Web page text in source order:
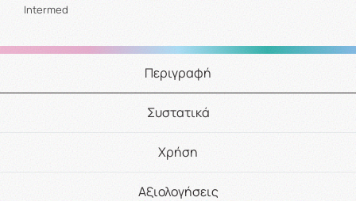
Intermed
Περιγραφή
Συστατικά
Χρήση
Αξιολογήσεις